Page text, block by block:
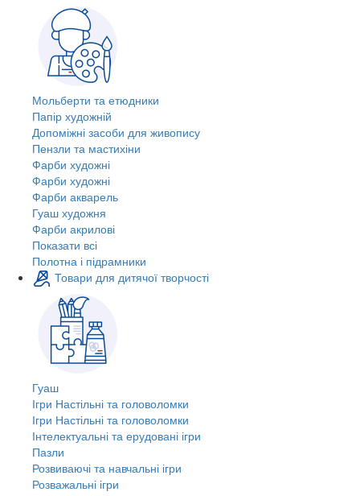
Мольберти та етюдники
Папір художній
Допоміжні засоби для живопису
Пензли та мастихіни
Фарби художні
Фарби художні
Фарби акварель
Гуаш художня
Фарби акрилові
Показати всі
Полотна і підрамники
Товари для дитячої творчості
Гуаш
Ігри Настільні та головоломки
Ігри Настільні та головоломки
Інтелектуальні та ерудовані ігри
Пазли
Розвиваючі та навчальні ігри
Розважальні ігри